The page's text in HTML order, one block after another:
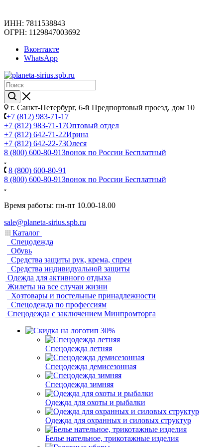
ИНН: 7811538843
ОГРН: 1129847003692
Вконтакте
WhatsApp
г. Санкт-Петербург, 6-й Предпортовый проезд, дом 10
+7 (812) 983-71-17
+7 (812) 983-71-17Оптовый отдел
+7 (812) 642-71-22Ирина
+7 (812) 642-22-73Олеся
8 (800) 600-80-91Звонок по России Бесплатный
8 (800) 600-80-91
8 (800) 600-80-91Звонок по России Бесплатный
Время работы: пн-пт 10.00-18.00
sale@planeta-sirius.spb.ru
Каталог
Спецодежда
Обувь
Средства защиты рук, крема, спреи
Средства индивидуальной защиты
Одежда для активного отдыха
Жилеты на все случаи жизни
Хозтовары и постельные принадлежности
Спецодежда по профессиям
Спецодежда с заключением Минпромторга
Спецодежда летняя
Спецодежда демисезонная
Спецодежда зимняя
Одежда для охоты и рыбалки
Одежда для охранных и силовых структур
Белье нательное, трикотажные изделия